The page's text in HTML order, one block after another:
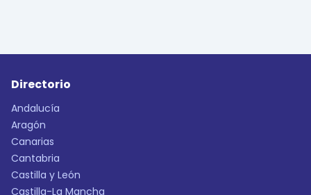
Directorio
Andalucía
Aragón
Canarias
Cantabria
Castilla y León
Castilla-La Mancha